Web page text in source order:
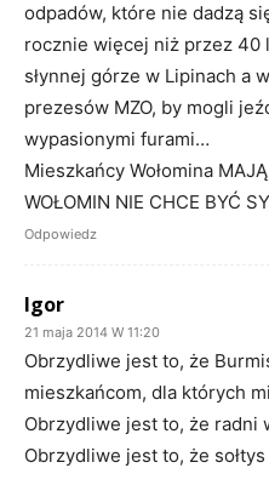
odpadów, które nie dadzą
rocznie więcej niż przez 40
słynnej górze w Lipinach a
prezesów MZO, by mogli
wypasionymi furami…
Mieszkańcy Wołomina
WOŁOMIN NIE CHCE BYĆ
Odpowiedz
Igor
21 maja 2014 W 11:20
Obrzydliwe jest to, że
mieszkańcom, dla których
Obrzydliwe jest to, że
Obrzydliwe jest to, że